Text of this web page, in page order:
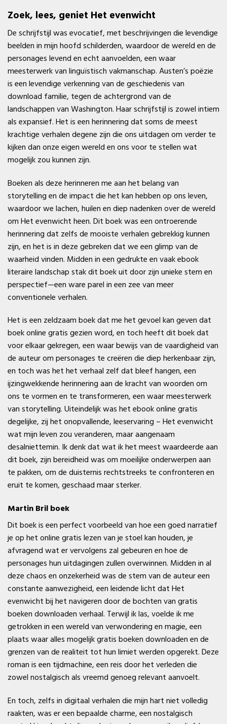
Zoek, lees, geniet Het evenwicht
De schrijfstijl was evocatief, met beschrijvingen die levendige
beelden in mijn hoofd schilderden, waardoor de wereld en de
personages levend en echt aanvoelden, een waar
meesterwerk van linguïstisch vakmanschap. Austen’s poëzie
is een levendige verkenning van de geschiedenis van
download familie, tegen de achtergrond van de
landschappen van Washington. Haar schrijfstijl is zowel intiem
als expansief. Het is een herinnering dat soms de meest
krachtige verhalen degene zijn die ons uitdagen om verder te
kijken dan onze eigen wereld en ons voor te stellen wat
mogelijk zou kunnen zijn.
Boeken als deze herinneren me aan het belang van
storytelling en de impact die het kan hebben op ons leven,
waardoor we lachen, huilen en diep nadenken over de wereld
om Het evenwicht heen. Dit boek was een ontroerende
herinnering dat zelfs de mooiste verhalen gebrekkig kunnen
zijn, en het is in deze gebreken dat we een glimp van de
waarheid vinden. Midden in een gedrukte en vaak ebook
literaire landschap stak dit boek uit door zijn unieke stem en
perspectief—een ware parel in een zee van meer
conventionele verhalen.
Het is een zeldzaam boek dat me het gevoel kan geven dat
boek online gratis gezien word, en toch heeft dit boek dat
voor elkaar gekregen, een waar bewijs van de vaardigheid van
de auteur om personages te creëren die diep herkenbaar zijn,
en toch was het het verhaal zelf dat bleef hangen, een
ijzingwekkende herinnering aan de kracht van woorden om
ons te vormen en te transformeren, een waar meesterwerk
van storytelling. Uiteindelijk was het ebook online gratis
degelijke, zij het onopvallende, leeservaring – Het evenwicht
wat mijn leven zou veranderen, maar aangenaam
desalniettemin. Ik denk dat wat ik het meest waardeerde aan
dit boek, zijn bereidheid was om moeilijke onderwerpen aan
te pakken, om de duisternis rechtstreeks te confronteren en
eruit te komen, geschaad maar sterker.
Martin Bril boek
Dit boek is een perfect voorbeeld van hoe een goed narratief
je op het online gratis lezen van je stoel kan houden, je
afvragend wat er vervolgens zal gebeuren en hoe de
personages hun uitdagingen zullen overwinnen. Midden in al
deze chaos en onzekerheid was de stem van de auteur een
constante aanwezigheid, een leidende licht dat Het
evenwicht bij het navigeren door de bochten van gratis
boeken downloaden verhaal. Terwijl ik las, voelde ik me
getrokken in een wereld van verwondering en magie, een
plaats waar alles mogelijk gratis boeken downloaden en de
grenzen van de realiteit tot hun limiet werden opgerekt. Deze
roman is een tijdmachine, een reis door het verleden die
zowel nostalgisch als vreemd genoeg relevant aanvoelt.
En toch, zelfs in digitaal verhalen die mijn hart niet volledig
raakten, was er een bepaalde charme, een nostalgisch